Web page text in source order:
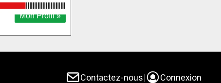
Contactez-nous| Connexion